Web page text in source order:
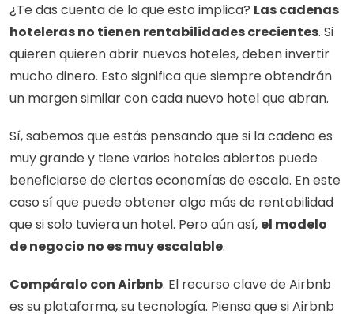
¿Te das cuenta de lo que esto implica? Las cadenas
hoteleras no tienen rentabilidades crecientes. Si
quieren quieren abrir nuevos hoteles, deben invertir
mucho dinero. Esto significa que siempre obtendrán
un margen similar con cada nuevo hotel que abran.
Sí, sabemos que estás pensando que si la cadena es
muy grande y tiene varios hoteles abiertos puede
beneficiarse de ciertas economías de escala. En este
caso sí que puede obtener algo más de rentabilidad
que si solo tuviera un hotel. Pero aún así, el modelo
de negocio no es muy escalable.
Compáralo con Airbnb. El recurso clave de Airbnb
es su plataforma, su tecnología. Piensa que si Airbnb